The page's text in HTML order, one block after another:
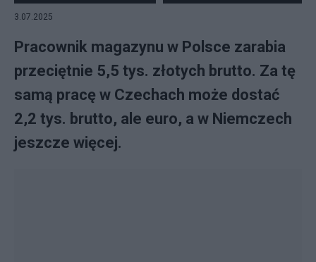
3.07.2025
Pracownik magazynu w Polsce zarabia
przeciętnie 5,5 tys. złotych brutto. Za tę
samą pracę w Czechach może dostać
2,2 tys. brutto, ale euro, a w Niemczech
jeszcze więcej.